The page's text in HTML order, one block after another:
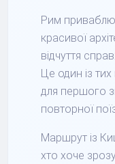
Рим
красивої
відчуття
Це один із тих
для першого
повторної
Маршрут із
хто хоче